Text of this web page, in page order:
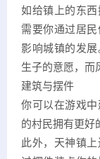
如给镇上的东
需要你通过居
影响城镇的发
生子的意愿，而
建筑与摆件
你可以在游戏
的村民拥有更好
此外，天神镇